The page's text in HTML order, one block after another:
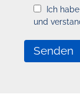
Ich
und